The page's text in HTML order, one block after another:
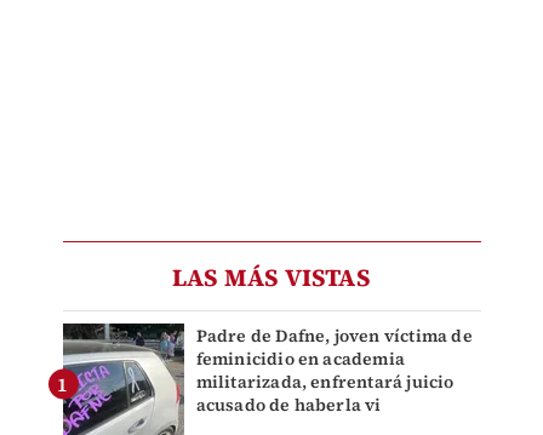
LAS MÁS VISTAS
Padre de Dafne, joven víctima de
feminicidio en academia
militarizada, enfrentará juicio
acusado de haberla vi